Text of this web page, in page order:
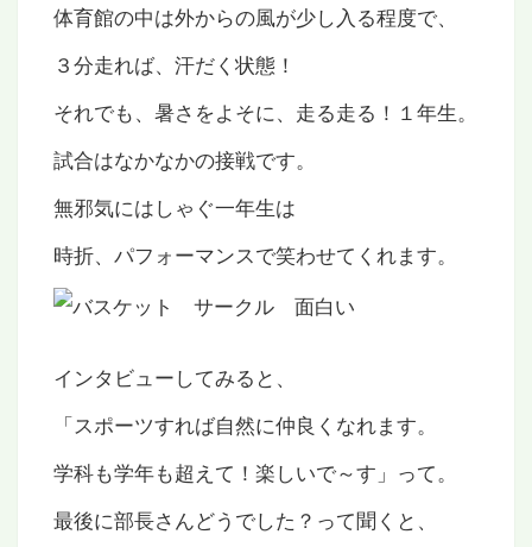
体育館の中は外からの風が少し入る程度で、
３分走れば、汗だく状態！
それでも、暑さをよそに、走る走る！１年生。
試合はなかなかの接戦です。
無邪気にはしゃぐ一年生は
時折、パフォーマンスで笑わせてくれます。
インタビューしてみると、
「スポーツすれば自然に仲良くなれます。
学科も学年も超えて！楽しいで～す」って。
最後に部長さんどうでした？って聞くと、